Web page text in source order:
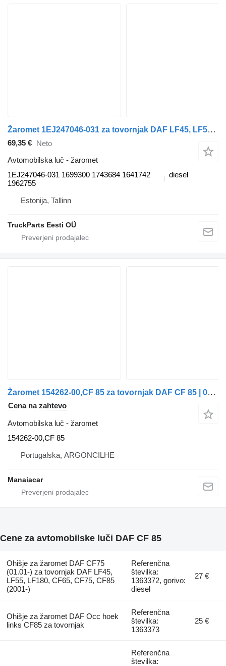
Žaromet 1EJ247046-031 za tovornjak DAF LF45, LF55, LF180, CF65, CF75, CF85
69,35 € Neto
Avtomobilska luč - žaromet
1EJ247046-031 1699300 1743684 1641742
1962755
diesel
Estonija, Tallinn
TruckParts Eesti OÜ
Žaromet 154262-00,CF 85 za tovornjak DAF CF 85 | 01 - 13
Cena na zahtevo
Avtomobilska luč - žaromet
154262-00,CF 85
Portugalska, ARGONCILHE
Manaiacar
Cene za avtomobilske luči DAF CF 85
Ohišje za žaromet DAF CF75
(01.01-) za tovornjak DAF LF45,
LF55, LF180, CF65, CF75, CF85
(2001-)
Referenčna
številka:
1363372, gorivo:
diesel
27 €
Ohišje za žaromet DAF Occ hoek
links CF85 za tovornjak
Referenčna
številka:
1363373
25 €
Referenčna
številka: